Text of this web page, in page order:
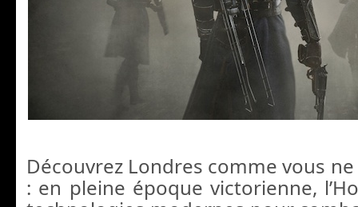
Découvrez Londres comme vous ne
: en pleine époque victorienne,